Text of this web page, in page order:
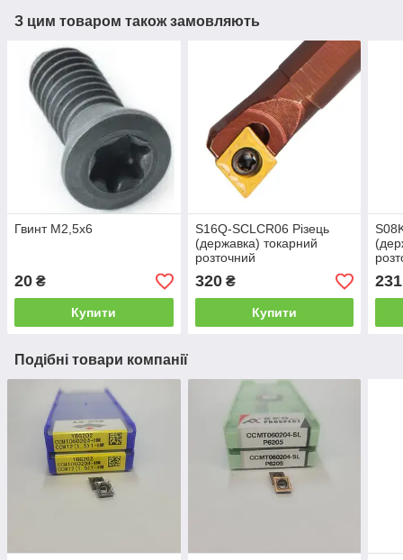
З цим товаром також замовляють
Гвинт M2,5х6
20 ₴
Купити
S16Q-SCLCR06 Різець
(державка) токарний
розточний
320₴
Купити
231
Подібні товари компанії